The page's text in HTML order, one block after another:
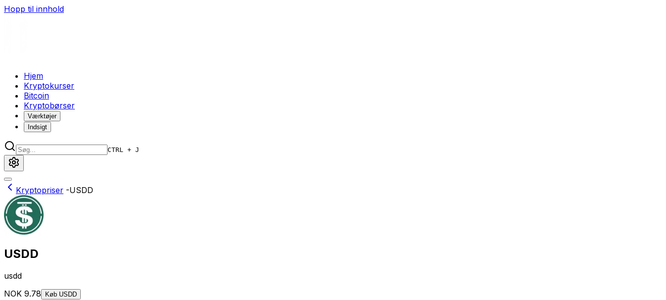
Hopp til innhold
Hjem
Kryptokurser
Bitcoin
Kryptobørser
Værktøjer
Indsigt
CTRL + J
Kryptopriser -USDD
USDD
usdd
NOK 9.78 Køb USDD